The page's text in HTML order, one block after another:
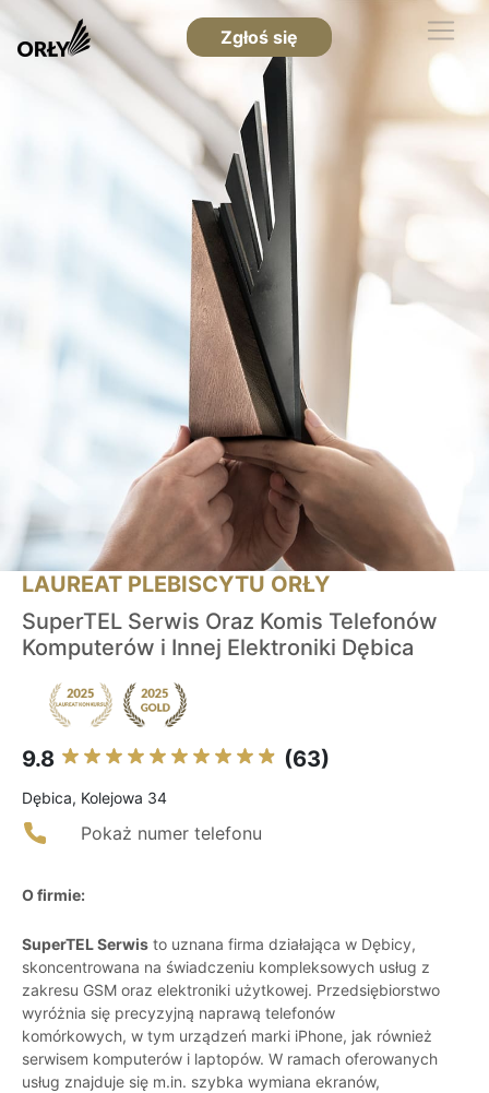
Zgłoś się
LAUREAT PLEBISCYTU ORŁY
SuperTEL Serwis Oraz Komis Telefonów
Komputerów i Innej Elektroniki Dębica
9.8 (63)
Dębica, Kolejowa 34
Pokaż numer telefonu
O firmie:
SuperTEL Serwis to uznana firma działająca w Dębicy,
skoncentrowana na świadczeniu kompleksowych usług z
zakresu GSM oraz elektroniki użytkowej. Przedsiębiorstwo
wyróżnia się precyzyjną naprawą telefonów
komórkowych, w tym urządzeń marki iPhone, jak również
serwisem komputerów i laptopów. W ramach oferowanych
usług znajduje się m.in. szybka wymiana ekranów,